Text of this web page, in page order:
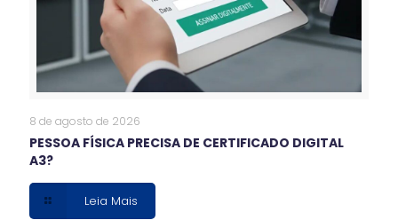
8 de agosto de 2026
PESSOA FÍSICA PRECISA DE CERTIFICADO DIGITAL
A3?
Leia Mais